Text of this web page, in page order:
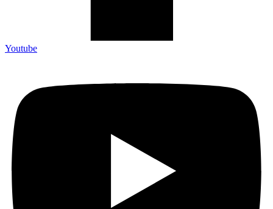
Youtube